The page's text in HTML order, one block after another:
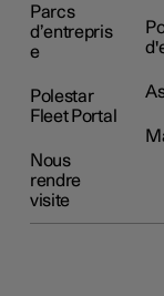
Parcs
d’entrepris
e
Polestar
Fleet Portal
Nous
rendre
visite